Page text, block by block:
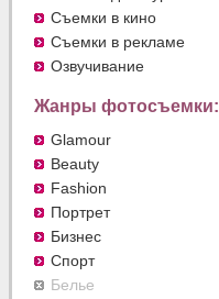
Съемки в кино
Съемки в рекламе
Озвучивание
Жанры фотосъемки:
Glamour
Beauty
Fashion
Портрет
Бизнес
Спорт
Белье